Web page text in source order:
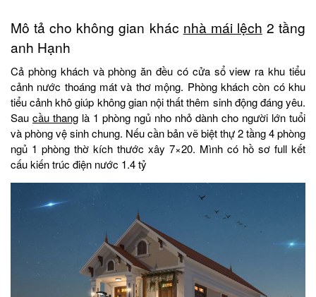
Mô tả cho không gian khác nhà mái lệch 2 tầng
anh Hạnh
Cả phòng khách và phòng ăn đều có cửa sổ view ra khu tiểu
cảnh nước thoáng mát và thơ mộng. Phòng khách còn có khu
tiểu cảnh khô giúp không gian nội thất thêm sinh động đáng yêu.
Sau cầu thang là 1 phòng ngủ nho nhỏ dành cho người lớn tuổi
và phòng vệ sinh chung. Nếu cần bản vẽ biệt thự 2 tầng 4 phòng
ngủ 1 phòng thờ kích thước xây 7×20. Mình có hồ sơ full kết
cấu kiến trúc điện nước 1.4 tỷ